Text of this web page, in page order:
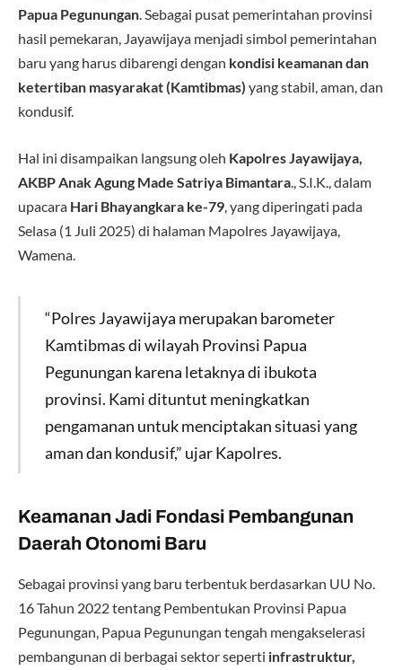
Papua Pegunungan. Sebagai pusat pemerintahan provinsi
hasil pemekaran, Jayawijaya menjadi simbol pemerintahan
baru yang harus dibarengi dengan kondisi keamanan dan
ketertiban masyarakat (Kamtibmas) yang stabil, aman, dan
kondusif.
Hal ini disampaikan langsung oleh Kapolres Jayawijaya,
AKBP Anak Agung Made Satriya Bimantara ., S.I.K., dalam
upacara Hari Bhayangkara ke-79 , yang diperingati pada
Selasa (1 Juli 2025) di halaman Mapolres Jayawijaya,
Wamena.
“Polres Jayawijaya merupakan barometer
Kamtibmas di wilayah Provinsi Papua
Pegunungan karena letaknya di ibukota
provinsi. Kami dituntut meningkatkan
pengamanan untuk menciptakan situasi yang
aman dan kondusif,” ujar Kapolres.
Keamanan Jadi Fondasi Pembangunan
Daerah Otonomi Baru
Sebagai provinsi yang baru terbentuk berdasarkan UU No.
16 Tahun 2022 tentang Pembentukan Provinsi Papua
Pegunungan, Papua Pegunungan tengah mengakselerasi
pembangunan di berbagai sektor seperti infrastruktur,